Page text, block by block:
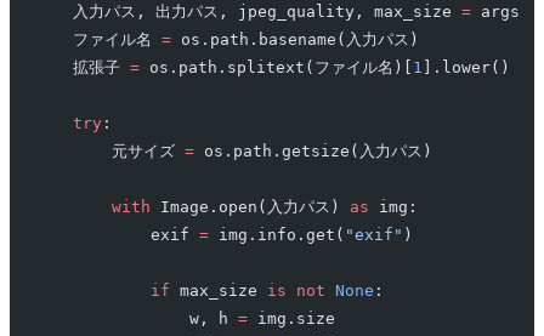
    入力パス, 出力パス, jpeg_quality, max_size
= args
    ファイル名
= os.path.basename(入力パス)
    拡張子
= os.path.splitext(ファイル名)[ 1 ].lower()
    try
:
        元サイズ
= os.path.getsize(入力パス)
        with
Image.open(入力パス) as img:
            exif
= img.info.get( "exif" )
            if
max_size is not None :
                w, h
= img.size